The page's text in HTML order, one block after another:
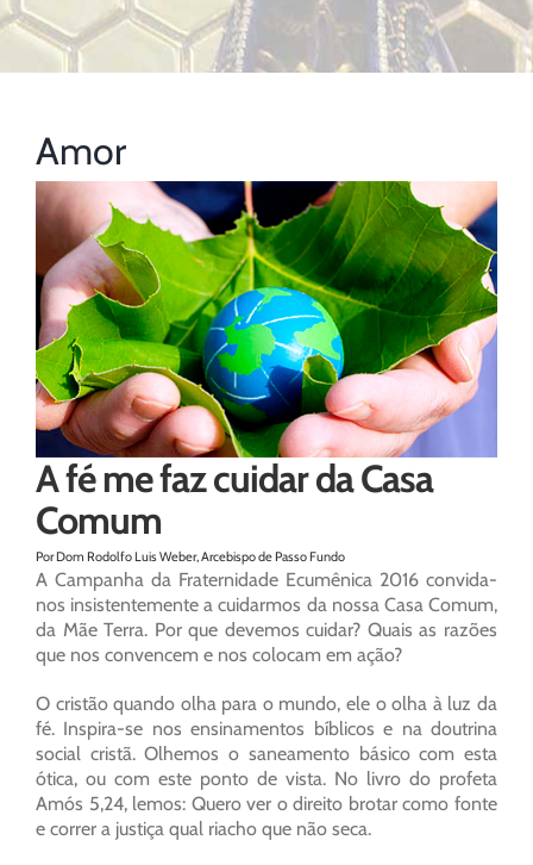
Amor
A fé me faz cuidar da Casa
Comum
Por Dom Rodolfo Luis Weber, Arcebispo de Passo Fundo
A Campanha da Fraternidade Ecumênica 2016 convida-
nos insistentemente a cuidarmos da nossa Casa Comum,
da Mãe Terra. Por que devemos cuidar? Quais as razões
que nos convencem e nos colocam em ação?
O cristão quando olha para o mundo, ele o olha à luz da
fé. Inspira-se nos ensinamentos bíblicos e na doutrina
social cristã. Olhemos o saneamento básico com esta
ótica, ou com este ponto de vista. No livro do profeta
Amós 5,24, lemos: Quero ver o direito brotar como fonte
e correr a justiça qual riacho que não seca.